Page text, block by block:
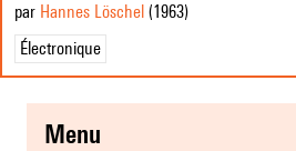
par Hannes Löschel (1963)
Électronique
menu